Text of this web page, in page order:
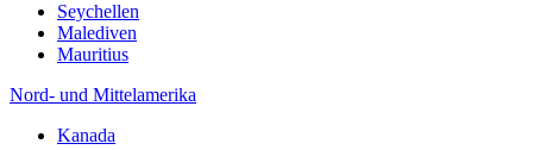
Seychellen
Malediven
Mauritius
Nord- und Mittelamerika
Kanada